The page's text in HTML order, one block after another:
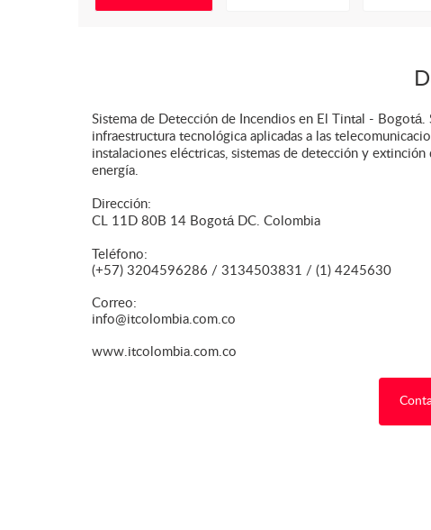
Sistema de Detección de Incendios en El Tintal -
infraestructura tecnológica aplicadas a las
instalaciones eléctricas, sistemas de detección y
energía.
Dirección:
CL 11D 80B 14 Bogotá DC. Colombia
Teléfono:
(+57) 3204596286 / 3134503831 / (1) 4245630
Correo:
info@itcolombia.com.co
www.itcolombia.com.co